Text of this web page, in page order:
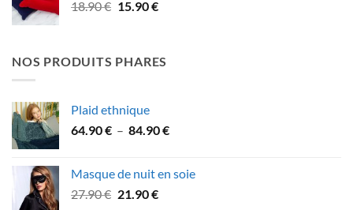
74.90 €.62.90 €.
18.90€ Le
était :
18.90 €.
15.90€Le
est :
15.90 €.
NOS PRODUITS PHARES
Plaid ethnique
64.90€ – 84.90€Plage
64.90 €
Masque de nuit en soie
27.90€ Le
21.90€Le